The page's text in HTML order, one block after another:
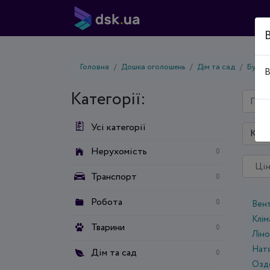
Головна Дошка оголошень Дім та сад
Категорії:
Усі категорії
Нерухомість
0
Транспорт 0
Робота 0
Тварини 0
Дім та сад 0